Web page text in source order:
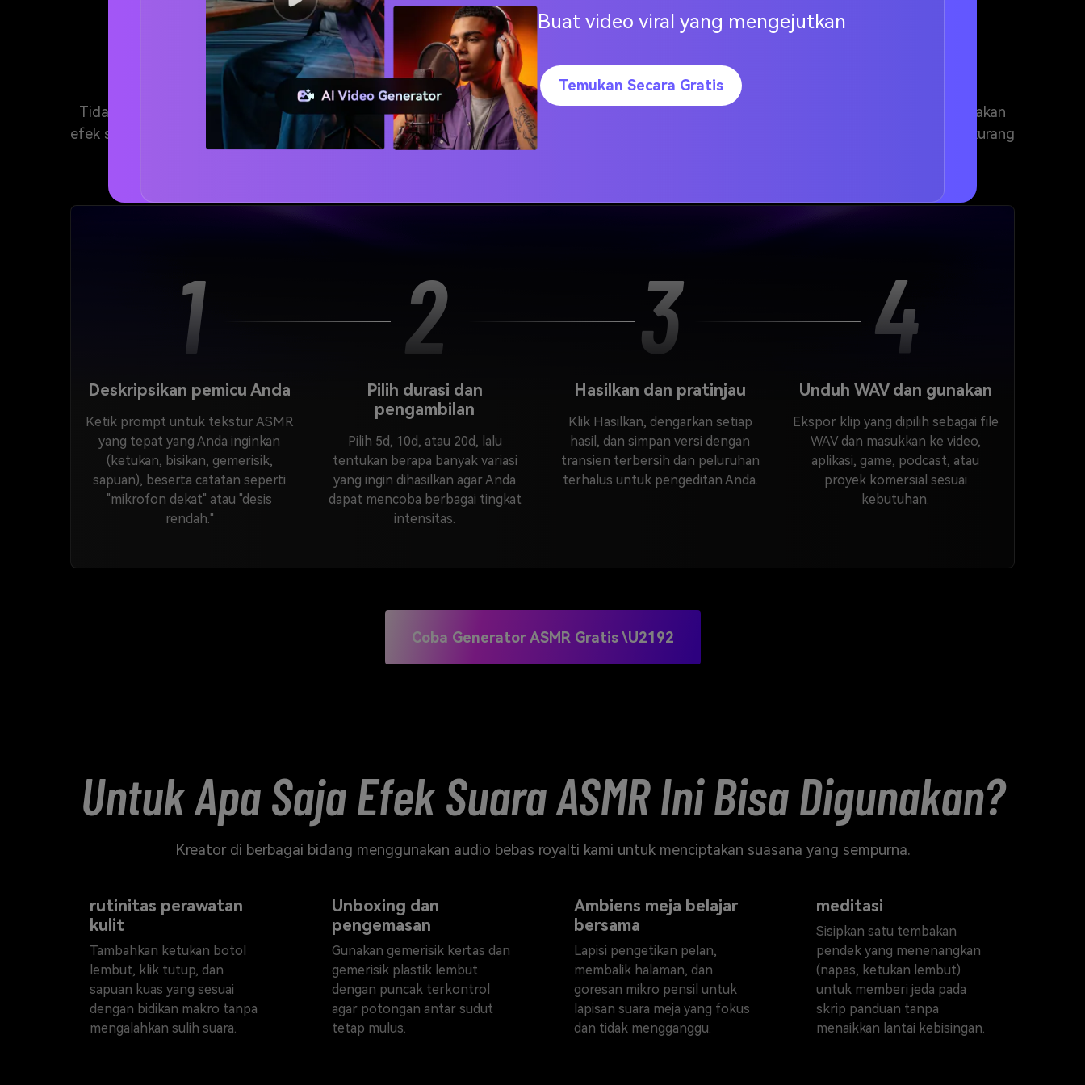
Efek Suara ASMR
Tidak menemukan yang Anda cari? Buat suara AI khusus dengan mudah. Cukup deskripsikan kebutuhan Anda, dan AI kami akan menciptakan
efek suara yang sempurna untuk Anda — tanpa keahlian produksi audio. Dari ide kosong hingga WAV yang dapat diunduh dalam waktu kurang
dari satu menit.
1
Deskripsikan pemicu Anda
Ketik prompt untuk tekstur ASMR
yang tepat yang Anda inginkan
(ketukan, bisikan, gemerisik,
sapuan), beserta catatan seperti
"mikrofon dekat" atau "desis
rendah."
2
Pilih durasi dan
pengambilan
Pilih 5d, 10d, atau 20d, lalu
tentukan berapa banyak variasi
yang ingin dihasilkan agar Anda
dapat mencoba berbagai tingkat
intensitas.
3
Hasilkan dan pratinjau
Klik Hasilkan, dengarkan setiap
hasil, dan simpan versi dengan
transien terbersih dan peluruhan
terhalus untuk pengeditan Anda.
4
Unduh WAV dan gunakan
Ekspor klip yang dipilih sebagai file
WAV dan masukkan ke video,
aplikasi, game, podcast, atau
proyek komersial sesuai
kebutuhan.
Coba Generator ASMR Gratis \u2192
Untuk Apa Saja Efek Suara ASMR Ini Bisa Digunakan?
Kreator di berbagai bidang menggunakan audio bebas royalti kami untuk menciptakan suasana yang sempurna.
rutinitas perawatan
kulit
Tambahkan ketukan botol
lembut, klik tutup, dan
sapuan kuas yang sesuai
dengan bidikan makro tanpa
mengalahkan sulih suara.
Unboxing dan
pengemasan
Gunakan gemerisik kertas dan
gemerisik plastik lembut
dengan puncak terkontrol
agar potongan antar sudut
tetap mulus.
Ambiens meja belajar
bersama
Lapisi pengetikan pelan,
membalik halaman, dan
goresan mikro pensil untuk
lapisan suara meja yang fokus
dan tidak mengganggu.
meditasi
Sisipkan satu tembakan
pendek yang menenangkan
(napas, ketukan lembut)
untuk memberi jeda pada
skrip panduan tanpa
menaikkan lantai kebisingan.
Buat video viral yang mengejutkan
Temukan Secara Gratis